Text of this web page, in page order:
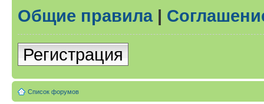
Общие правила|
Регистрация
Список форумов